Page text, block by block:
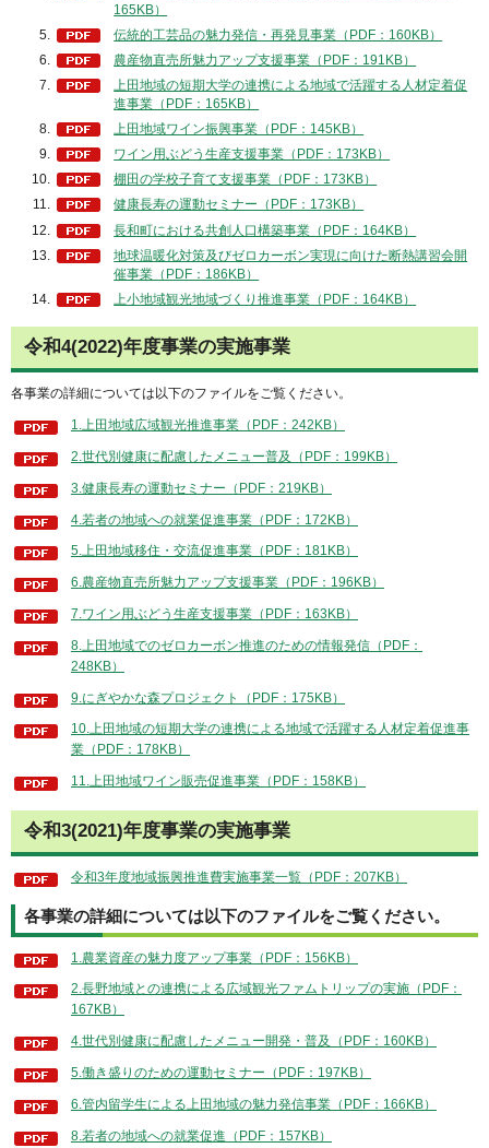
165KB）
伝統的工芸品の魅力発信・再発見事業（PDF：160KB）
農産物直売所魅力アップ支援事業（PDF：191KB）
上田地域の短期大学の連携による地域で活躍する人材定着促
進事業（PDF：165KB）
上田地域ワイン振興事業（PDF：145KB）
ワイン用ぶどう生産支援事業（PDF：173KB）
棚田の学校子育て支援事業（PDF：173KB）
健康長寿の運動セミナー（PDF：173KB）
長和町における共創人口構築事業（PDF：164KB）
地球温暖化対策及びゼロカーボン実現に向けた断熱講習会開
催事業（PDF：186KB）
上小地域観光地域づくり推進事業（PDF：164KB）
令和4(2022)年度事業の実施事業
各事業の詳細については以下のファイルをご覧ください。
1.上田地域広域観光推進事業（PDF：242KB）
2.世代別健康に配慮したメニュー普及（PDF：199KB）
3.健康長寿の運動セミナー（PDF：219KB）
4.若者の地域への就業促進事業（PDF：172KB）
5.上田地域移住・交流促進事業（PDF：181KB）
6.農産物直売所魅力アップ支援事業（PDF：196KB）
7.ワイン用ぶどう生産支援事業（PDF：163KB）
8.上田地域でのゼロカーボン推進のための情報発信（PDF：
248KB）
9.にぎやかな森プロジェクト（PDF：175KB）
10.上田地域の短期大学の連携による地域で活躍する人材定着促進事
業（PDF：178KB）
11.上田地域ワイン販売促進事業（PDF：158KB）
令和3(2021)年度事業の実施事業
令和3年度地域振興推進費実施事業一覧（PDF：207KB）
各事業の詳細については以下のファイルをご覧ください。
1.農業資産の魅力度アップ事業（PDF：156KB）
2.長野地域との連携による広域観光ファムトリップの実施（PDF：
167KB）
4.世代別健康に配慮したメニュー開発・普及（PDF：160KB）
5.働き盛りのための運動セミナー（PDF：197KB）
6.管内留学生による上田地域の魅力発信事業（PDF：166KB）
8.若者の地域への就業促進（PDF：157KB）